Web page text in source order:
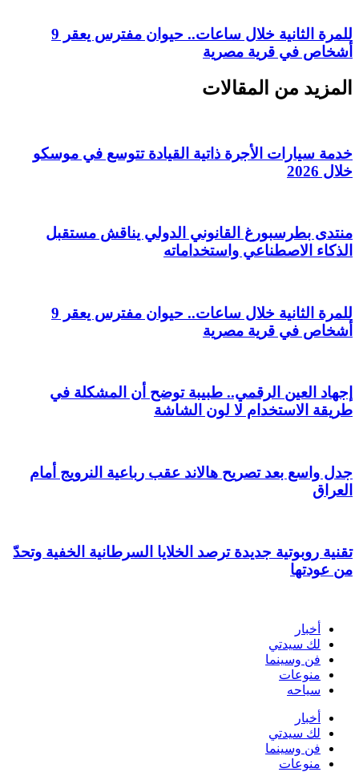
للمرة الثانية خلال ساعات.. حيوان مفترس يعقر 9
أشخاص في قرية مصرية
المزيد من المقالات
خدمة سيارات الأجرة ذاتية القيادة تتوسع في موسكو
خلال 2026
منتدى بطرسبورغ القانوني الدولي يناقش مستقبل
الذكاء الاصطناعي واستخداماته
للمرة الثانية خلال ساعات.. حيوان مفترس يعقر 9
أشخاص في قرية مصرية
إجهاد العين الرقمي.. طبيبة توضح أن المشكلة في
طريقة الاستخدام لا لون الشاشة
جدل واسع بعد تصريح هالاند عقب رباعية النرويج أمام
العراق
تقنية روبوتية جديدة ترصد الخلايا السرطانية الخفية وتحدّ
من عودتها
أخبار
لك سيدتي
فن وسينما
منوعات
سياحه
أخبار
لك سيدتي
فن وسينما
منوعات